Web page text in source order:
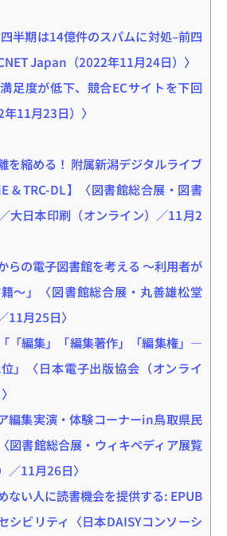
半期は14億件のスパムに対処–前四
Japan（2022年11月24日）〉
足度が低下、競合ECサイトを下回
11月23日）〉
を縮める！ 附属新潟デジタルライブ
& TRC-DL】〈図書館総合展・図書
大日本印刷（オンライン）／11月2
らの電子図書館を考える ～利用者が
～」〈図書館総合展・丸善雄松堂
11月25日〉
「編集」「編集著作」「編集権」―
」〈日本電子出版協会（オンライ
編集実演・体験コーナーin鳥取県民
図書館総合展・ウィキペディア展覧
／11月26日〉
ない人に読書機会を提供する: EPUB
シビリティ〈日本DAISYコンソーシ